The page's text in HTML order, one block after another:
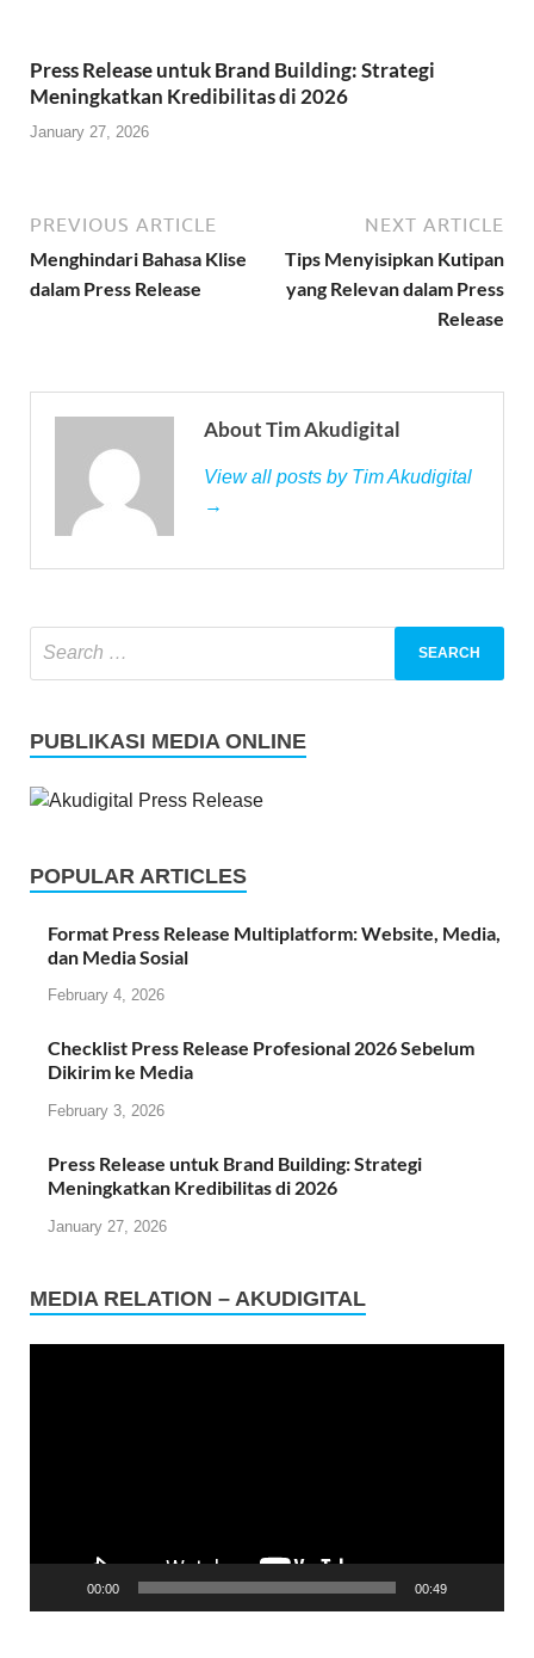
Press Release untuk Brand Building: Strategi
Meningkatkan Kredibilitas di 2026
January 27, 2026
PREVIOUS ARTICLE
Menghindari Bahasa Klise
dalam Press Release
NEXT ARTICLE
Tips Menyisipkan Kutipan
yang Relevan dalam Press
Release
About Tim Akudigital
View all posts by Tim Akudigital
→
PUBLIKASI MEDIA ONLINE
POPULAR ARTICLES
Format Press Release Multiplatform: Website, Media,
dan Media Sosial
February 4, 2026
Checklist Press Release Profesional 2026 Sebelum
Dikirim ke Media
February 3, 2026
Press Release untuk Brand Building: Strategi
Meningkatkan Kredibilitas di 2026
January 27, 2026
MEDIA RELATION – AKUDIGITAL
00:00 00:49